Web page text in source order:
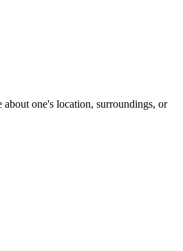
about one's location, surroundings, or